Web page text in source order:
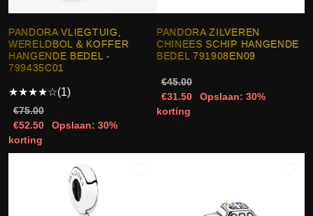
PANDORA VLIEGTUIG,
WERELDBOL & KOFFER
HANGENDE BEDEL -
799435C01
★★★★☆(1)
€75.00
€52.50
Opslaan: 30%
korting
PANDORA ZILVEREN
CHINEES SCHIP HANGENDE
BEDEL 791908EN09
€45.00
€31.50
Opslaan: 30%
korting